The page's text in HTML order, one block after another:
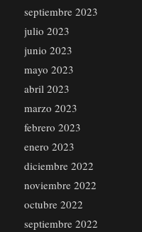
septiembre 2023
julio 2023
junio 2023
mayo 2023
abril 2023
marzo 2023
febrero 2023
enero 2023
diciembre 2022
noviembre 2022
octubre 2022
septiembre 2022